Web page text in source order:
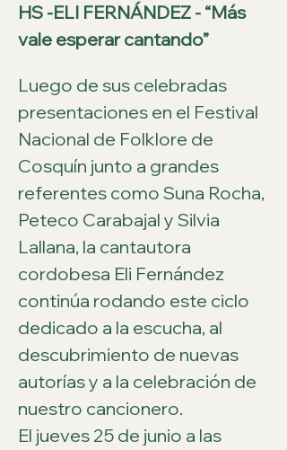
HS -ELI FERNÁNDEZ - “Más
vale esperar cantando”
Luego de sus celebradas
presentaciones en el Festival
Nacional de Folklore de
Cosquín junto a grandes
referentes como Suna Rocha,
Peteco Carabajal y Silvia
Lallana, la cantautora
cordobesa Eli Fernández
continúa rodando este ciclo
dedicado a la escucha, al
descubrimiento de nuevas
autorías y a la celebración de
nuestro cancionero.
El jueves 25 de junio a las